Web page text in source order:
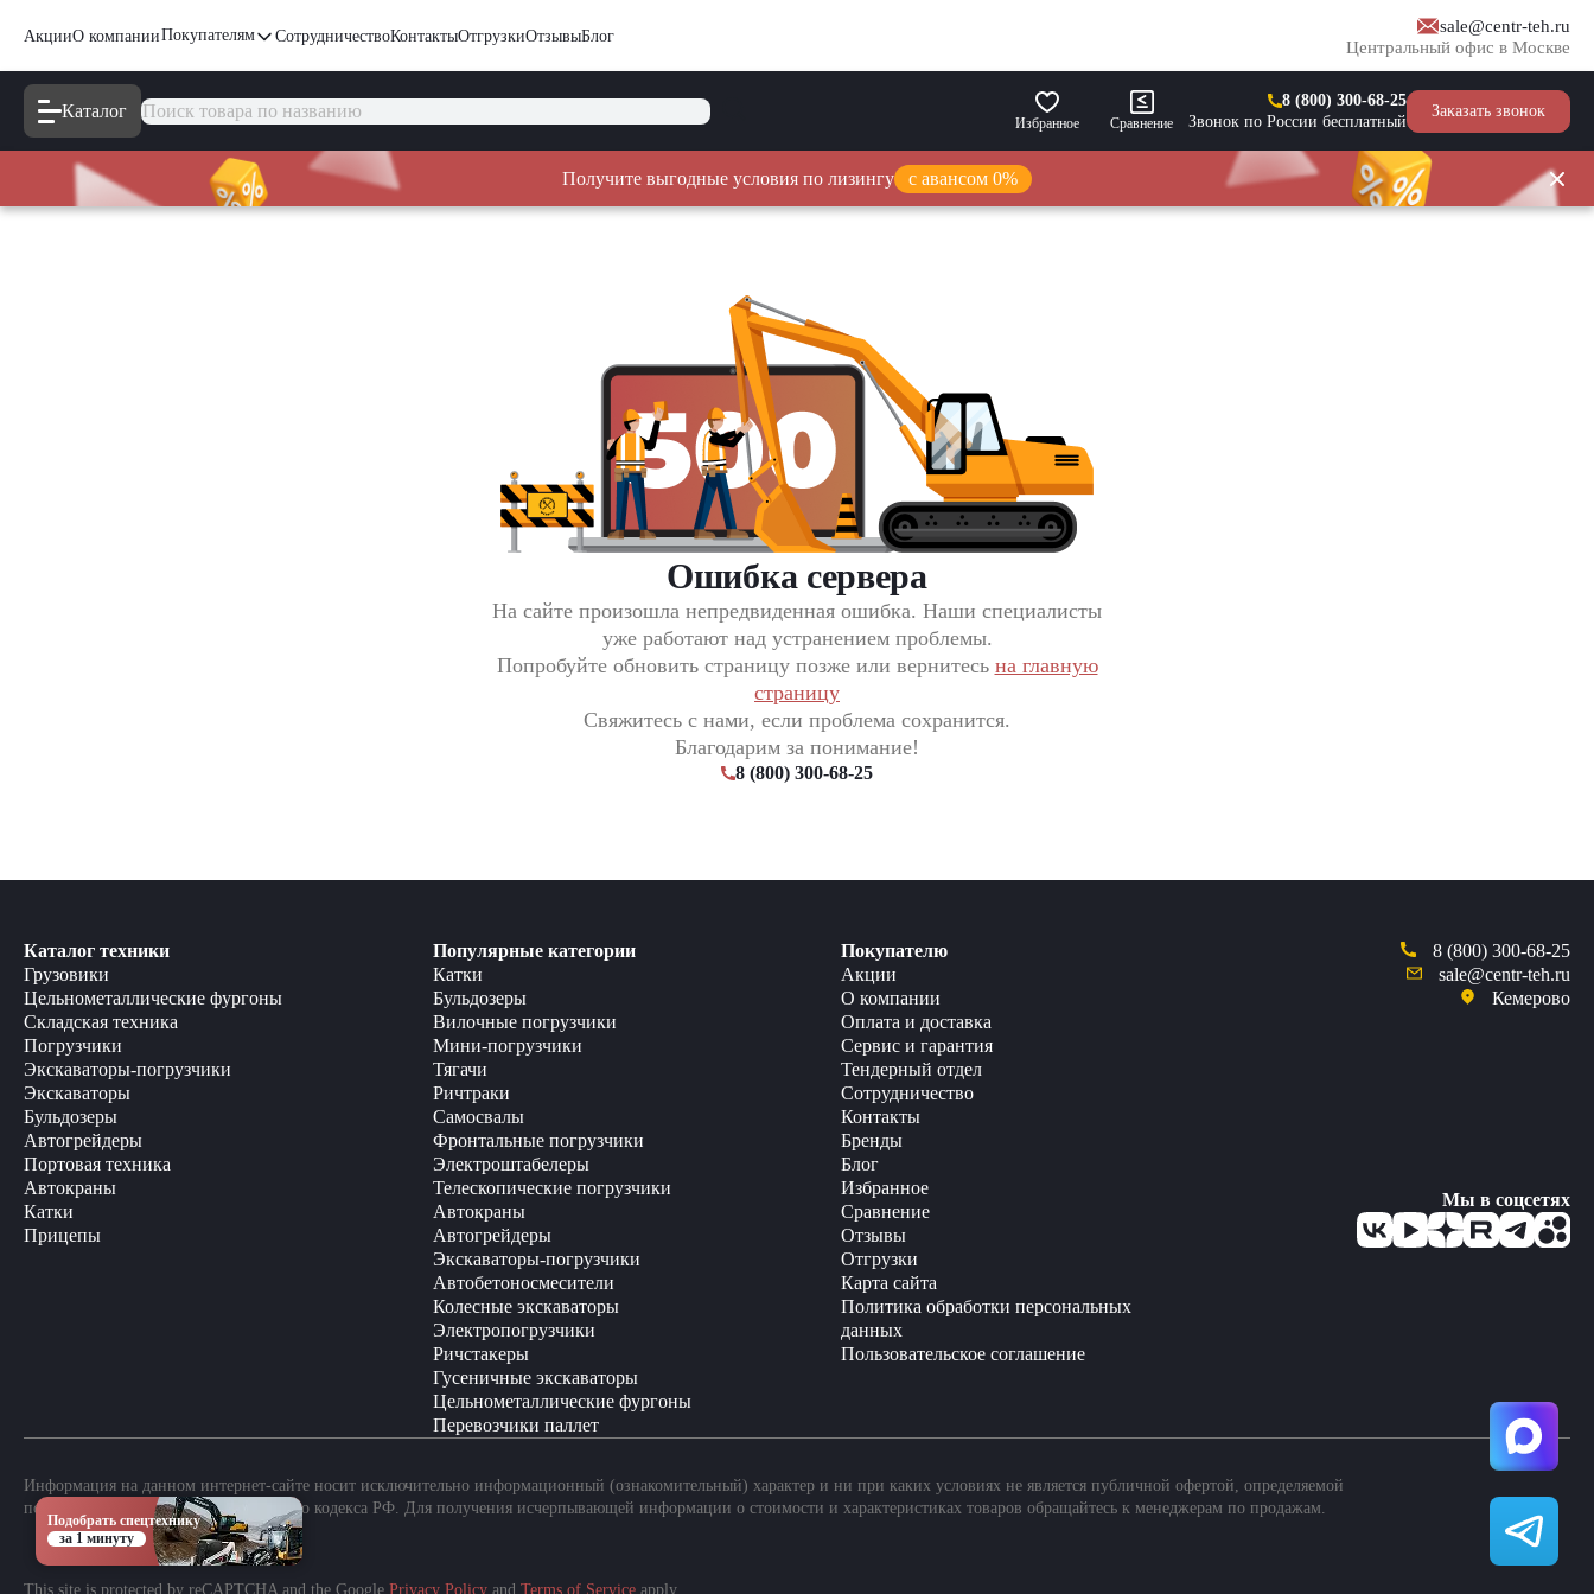
АкцииО компанииПокупателям СотрудничествоКонтактыОтгрузкиОтзывыБлог
sale@centr-teh.ru
Центральный офис в Москве
Каталог
Избранное Сравнение
8 (800) 300-68-25
Звонок по России бесплатный
Заказать звонок
Получите выгодные условия по лизингу с авансом 0%
Ошибка сервера
На сайте произошла непредвиденная ошибка. Наши специалисты
уже работают над устранением проблемы.
Попробуйте обновить страницу позже или вернитесь на главную
страницу
Свяжитесь с нами, если проблема сохранится.
Благодарим за понимание!
8 (800) 300-68-25
Каталог техники
Грузовики
Цельнометаллические фургоны
Складская техника
Погрузчики
Экскаваторы-погрузчики
Экскаваторы
Бульдозеры
Автогрейдеры
Портовая техника
Автокраны
Катки
Прицепы
Популярные категории
Катки
Бульдозеры
Вилочные погрузчики
Мини-погрузчики
Тягачи
Ричтраки
Самосвалы
Фронтальные погрузчики
Электроштабелеры
Телескопические погрузчики
Автокраны
Автогрейдеры
Экскаваторы-погрузчики
Автобетоносмесители
Колесные экскаваторы
Электропогрузчики
Ричстакеры
Гусеничные экскаваторы
Цельнометаллические фургоны
Перевозчики паллет
Покупателю
Акции
О компании
Оплата и доставка
Сервис и гарантия
Тендерный отдел
Сотрудничество
Контакты
Бренды
Блог
Избранное
Сравнение
Отзывы
Отгрузки
Карта сайта
Политика обработки персональных
данных
Пользовательское соглашение
8 (800) 300-68-25
sale@centr-teh.ru
Кемерово
Мы в соцсетях
Информация на данном интернет-сайте носит исключительно информационный (ознакомительный) характер и ни при каких условиях не является публичной офертой, определяемой
положениями Статьи 437 Гражданского кодекса РФ. Для получения исчерпывающей информации о стоимости и характеристиках товаров обращайтесь к менеджерам по продажам.
This site is protected by reCAPTCHA and the Google Privacy Policy and Terms of Service apply.
Подобрать спецтехнику
за 1 минуту